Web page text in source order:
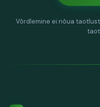
Võrdlemine ei nõua